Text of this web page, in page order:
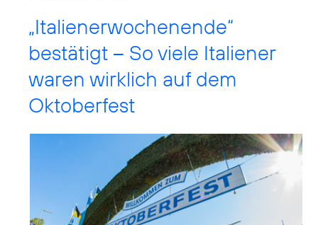
„Italienerwochenende“
bestätigt – So viele Italiener
waren wirklich auf dem
Oktoberfest